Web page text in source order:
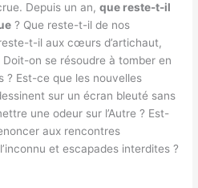
Depuis un an,que reste-t-il
? Que reste-t-il de nos
t-il aux cœurs d’artichaut,
on se résoudre à tomber en
? Est-ce que les nouvelles
sur un écran bleuté sans
une odeur sur l’Autre ? Est-
aux rencontres
et escapades interdites ?